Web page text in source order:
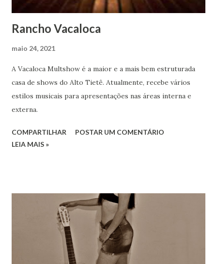
Rancho Vacaloca
maio 24, 2021
A Vacaloca Multshow é a maior e a mais bem estruturada
casa de shows do Alto Tietê. Atualmente, recebe vários
estilos musicais para apresentações nas áreas interna e
externa.
COMPARTILHAR
POSTAR UM COMENTÁRIO
LEIA MAIS »